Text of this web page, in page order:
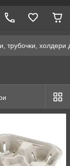
трубочки, холдери